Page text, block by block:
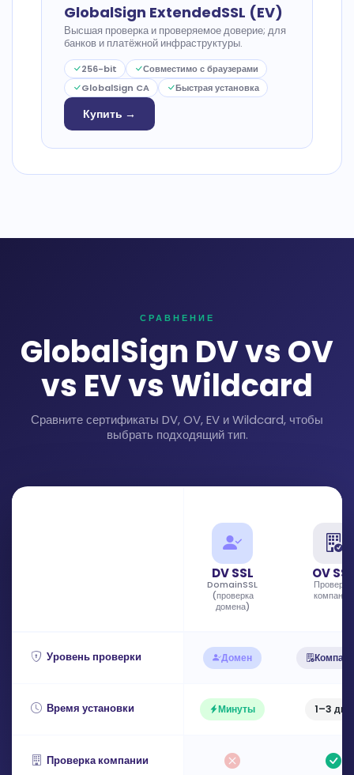
GlobalSign ExtendedSSL (EV)
Высшая проверка и проверяемое доверие; для
банков и платёжной инфраструктуры.
256-bit
Совместимо с браузерами
GlobalSign CA
Быстрая установка
Купить →
СРАВНЕНИЕ
GlobalSign DV vs OV
vs EV vs Wildcard
Сравните сертификаты DV, OV, EV и Wildcard, чтобы
выбрать подходящий тип.
DV SSL
DomainSSL
(проверка
домена)
OV SSL
Проверка
компании
Уровень проверки Домен
Время установки Минуты 1–3 дня
Проверка компании